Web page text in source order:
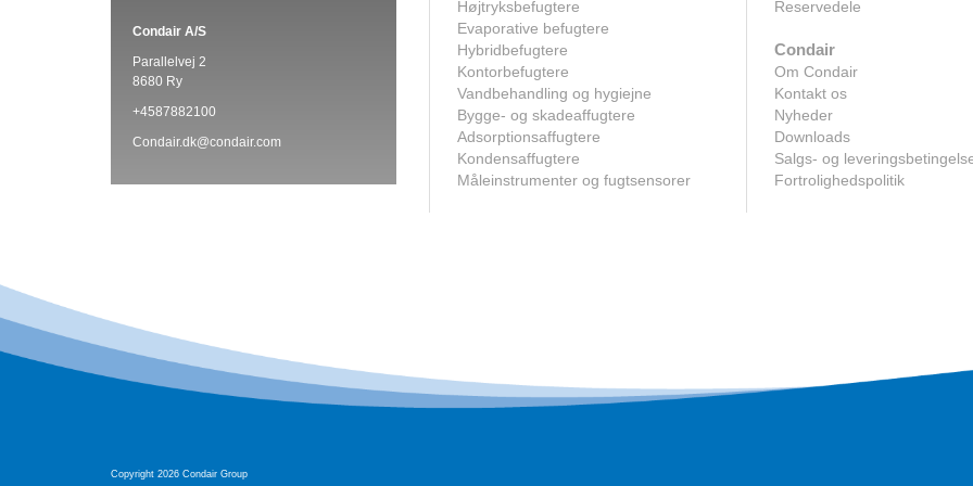
Condair A/S
Parallelvej 2
8680 Ry
+4587882100
Condair.dk@condair.com
Højtryksbefugtere
Evaporative befugtere
Hybridbefugtere
Kontorbefugtere
Vandbehandling og hygiejne
Bygge- og skadeaffugtere
Adsorptionsaffugtere
Kondensaffugtere
Måleinstrumenter og fugtsensorer
Reservedele
Condair
Om Condair
Kontakt os
Nyheder
Downloads
Salgs- og
Fortrolighedspolitik
Copyright 2026 Condair Group